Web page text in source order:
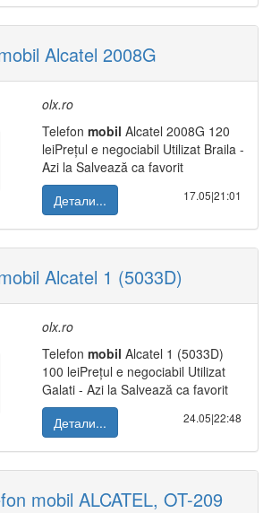
Alcatel 2008G
olx.ro
Telefon mobil Alcatel 2008G 120
leiPrețul e negociabil Utilizat Braila -
Azi la Salvează ca favorit
Детали...
17.05|21:01
Alcatel 1 (5033D)
olx.ro
Telefon mobil Alcatel 1 (5033D)
100 leiPrețul e negociabil Utilizat
Galati - Azi la Salvează ca favorit
Детали...
24.05|22:48
mobil ALCATEL, OT-209